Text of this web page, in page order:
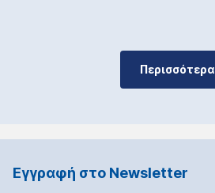
Περισσότερα
Εγγραφή στο Νewsletter